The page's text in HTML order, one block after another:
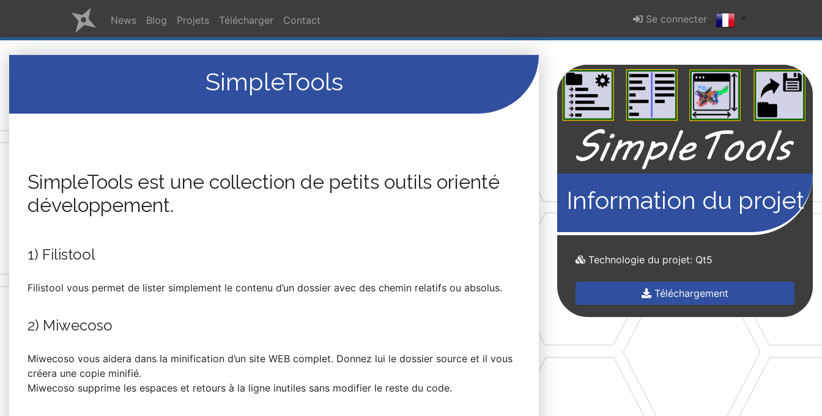
News Blog Projets Télécharger Contact Se connecter
SimpleTools
SimpleTools est une collection de petits outils orienté
développement.
1) Filistool
Filistool vous permet de lister simplement le contenu d’un dossier avec des chemin relatifs ou absolus.
2) Miwecoso
Miwecoso vous aidera dans la minification d’un site WEB complet. Donnez lui le dossier source et il vous
créera une copie minifié.
Miwecoso supprime les espaces et retours à la ligne inutiles sans modifier le reste du code.
Information du projet
Technologie du projet: Qt5
Téléchargement